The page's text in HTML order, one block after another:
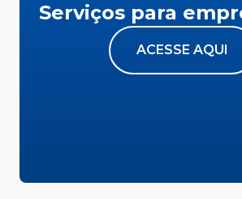
Serviços para
ACESSE AQUI